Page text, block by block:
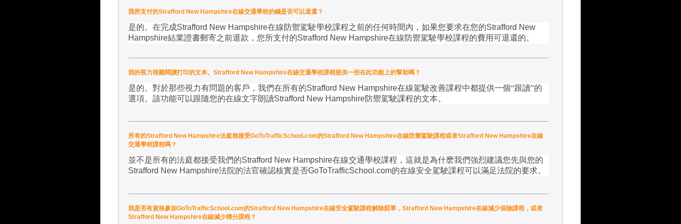
我所支付的Strafford New Hampshire在線交通學校的錢是否可以退還？
是的。在完成Strafford New Hampshire在線防禦駕駛學校課程之前的任何時間內，如果您要求在您的Strafford New
Hampshire結業證書郵寄之前退款，您所支付的Strafford New Hampshire在線防禦駕駛學校課程的費用可退還的。
我的視力很難閱讀打印的文本。Strafford New Hampshire在線交通學校課程提供一些在此功能上的幫助嗎？
是的。對於那些視力有問題的客戶，我們在所有的Strafford New Hampshire在線駕駛改善課程中都提供一個“跟讀”的
選項。該功能可以跟隨您的在線文字朗讀Strafford New Hampshire防禦駕駛課程的文本。
所有的Strafford New Hampshire法庭都接受GoToTrafficSchool.com的Strafford New Hampshire在線防禦駕駛課程或者Strafford New Hampshire在線
交通學校課程嗎？
並不是所有的法庭都接受我們的Strafford New Hampshire在線交通學校課程，這就是為什麽我們強烈建議您先與您的
Strafford New Hampshire法院的法官確認核實是否GoToTrafficSchool.com的在線安全駕駛課程可以滿足法院的要求。
我是否有資格參加GoToTrafficSchool.com的Strafford New Hampshire在線安全駕駛課程解除罰單，Strafford New Hampshire在線減少保險課程，或者
Strafford New Hampshire在線減少積分課程？